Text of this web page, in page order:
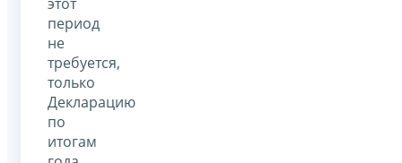
период
не
требуется,
только
Декларацию
по
итогам